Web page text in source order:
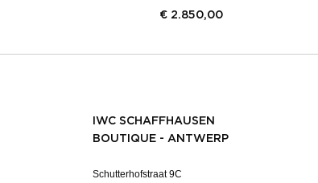
€ 2.850,00
IWC SCHAFFHAUSEN
BOUTIQUE - ANTWERP
Schutterhofstraat 9C